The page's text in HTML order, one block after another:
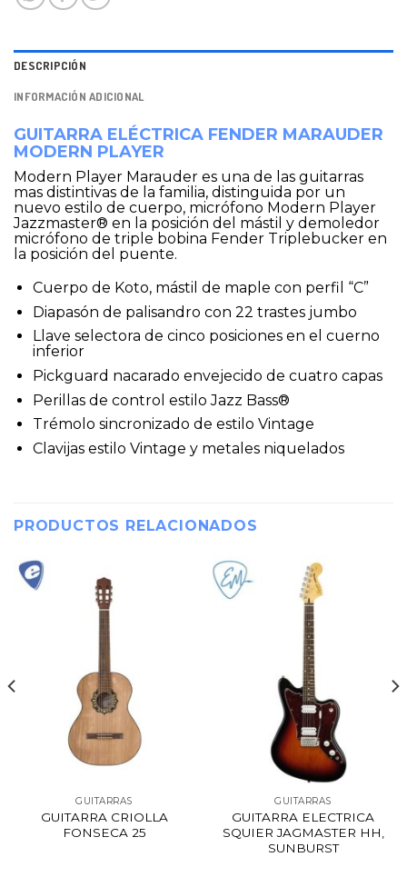
DESCRIPCIÓN
INFORMACIÓN ADICIONAL
GUITARRA ELÉCTRICA FENDER MARAUDER
MODERN PLAYER
Modern Player Marauder es una de las guitarras
mas distintivas de la familia, distinguida por un
nuevo estilo de cuerpo, micrófono Modern Player
Jazzmaster® en la posición del mástil y demoledor
micrófono de triple bobina Fender Triplebucker en
la posición del puente.
Cuerpo de Koto, mástil de maple con perfil “C”
Diapasón de palisandro con 22 trastes jumbo
Llave selectora de cinco posiciones en el cuerno
inferior
Pickguard nacarado envejecido de cuatro capas
Perillas de control estilo Jazz Bass®
Trémolo sincronizado de estilo Vintage
Clavijas estilo Vintage y metales niquelados
PRODUCTOS RELACIONADOS
GUITARRAS
GUITARRA CRIOLLA
FONSECA 25
GUITARRAS
GUITARRA ELECTRICA
SQUIER JAGMASTER HH,
SUNBURST